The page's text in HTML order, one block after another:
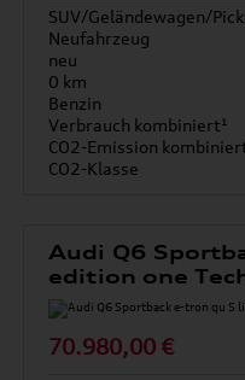
SUV/Geländewagen/
Neufahrzeug
neu
0 km
Benzin
Verbrauch kombiniert¹
CO2-Emission
CO2-Klasse
Audi Q6
edition one
70.980,00 €